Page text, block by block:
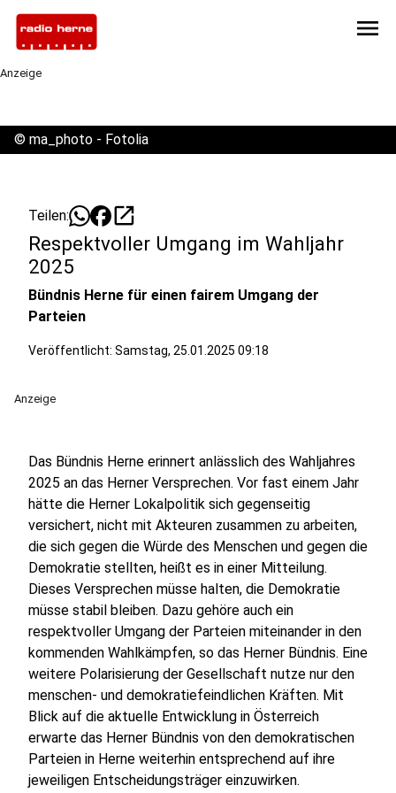
menu
Anzeige
© ma_photo - Fotolia
Teilen: open_in_new
Respektvoller Umgang im Wahljahr
2025
Bündnis Herne für einen fairem Umgang der
Parteien
Veröffentlicht: Samstag, 25.01.2025 09:18
Anzeige
Das Bündnis Herne erinnert anlässlich des Wahljahres
2025 an das Herner Versprechen. Vor fast einem Jahr
hätte die Herner Lokalpolitik sich gegenseitig
versichert, nicht mit Akteuren zusammen zu arbeiten,
die sich gegen die Würde des Menschen und gegen die
Demokratie stellten, heißt es in einer Mitteilung.
Dieses Versprechen müsse halten, die Demokratie
müsse stabil bleiben. Dazu gehöre auch ein
respektvoller Umgang der Parteien miteinander in den
kommenden Wahlkämpfen, so das Herner Bündnis. Eine
weitere Polarisierung der Gesellschaft nutze nur den
menschen- und demokratiefeindlichen Kräften. Mit
Blick auf die aktuelle Entwicklung in Österreich
erwarte das Herner Bündnis von den demokratischen
Parteien in Herne weiterhin entsprechend auf ihre
jeweiligen Entscheidungsträger einzuwirken.